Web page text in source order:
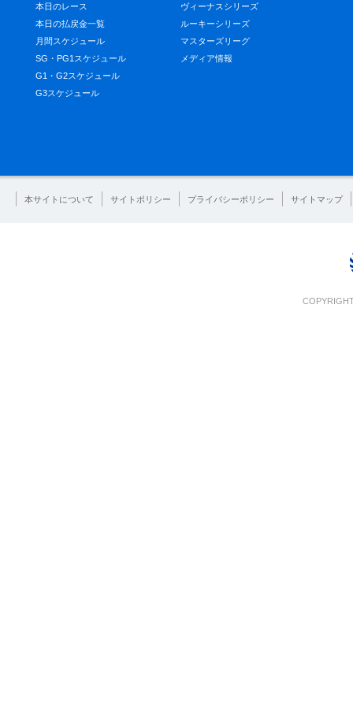
本日のレース
本日の払戻金一覧
月間スケジュール
SG・PG1スケジュール
G1・G2スケジュール
G3スケジュール
ヴィーナスシリーズ
ルーキーシリーズ
マスターズリーグ
メディア情報
本サイトについて サイトポリシー プライバシーポリシー サイトマップ